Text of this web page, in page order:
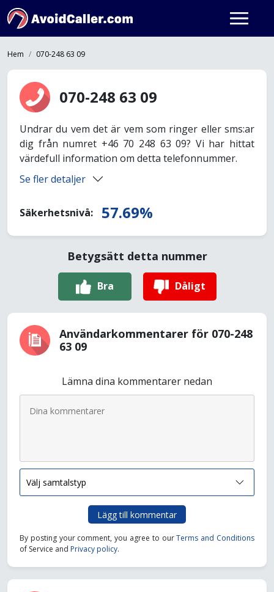
Hem 070-248 63 09
070-248 63 09
Undrar du vem det är vem som ringer eller sms:ar
dig från numret +46 70 248 63 09? Vi har hittat
värdefull information om detta telefonnummer.
Se fler detaljer
Säkerhetsnivå: 57.69%
Betygsätt detta nummer
Bra Dåligt
Användarkommentarer för 070-248
63 09
Lämna dina kommentarer nedan
Lägg till kommentar
By posting your comment, you agree to ourTerms and Conditions
of Service and Privacy policy.